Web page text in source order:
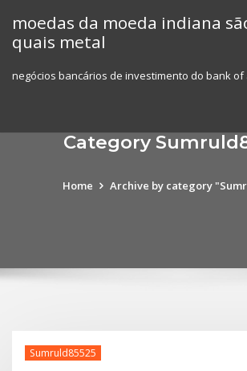
content
moedas da moeda indiana
quais metal
negócios bancários de investimento do bank of
Category
Home Archive by category
Sumruld85525